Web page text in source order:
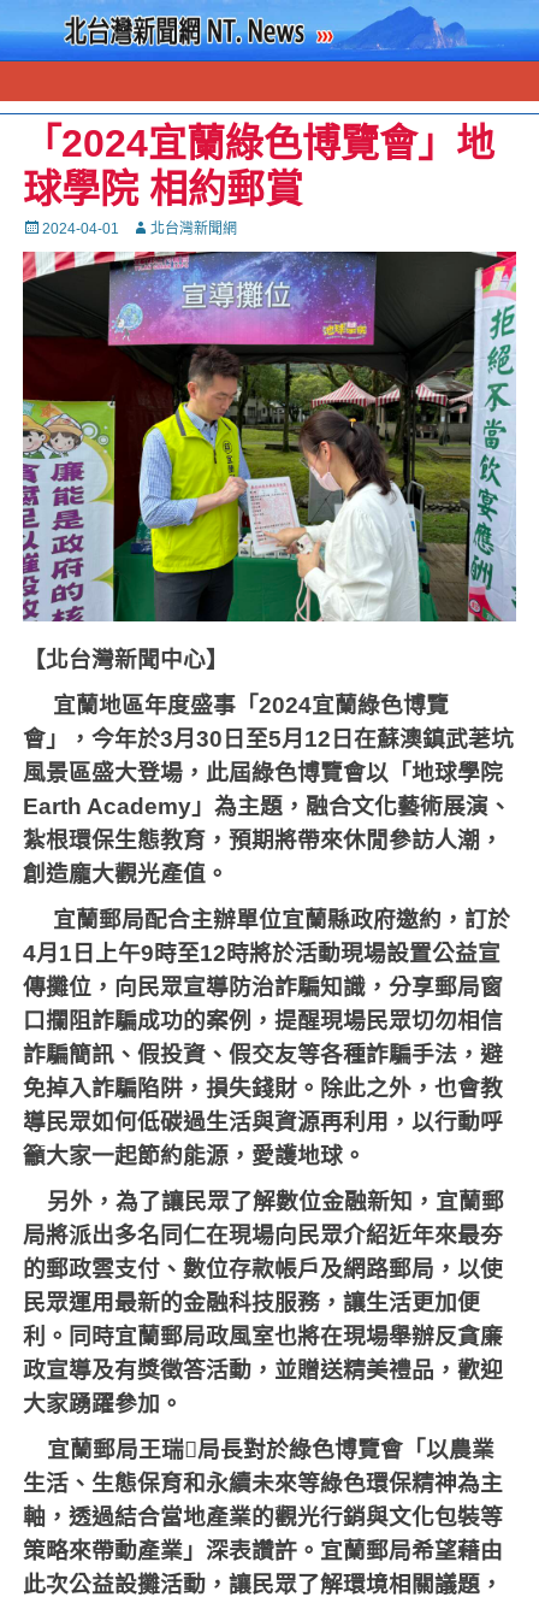
「2024宜蘭綠色博覽會」地
球學院 相約郵賞
Posted
on
2024-04-01 Autor北台灣新聞網
【北台灣新聞中心】
宜蘭地區年度盛事「2024宜蘭綠色博覽
會」，今年於3月30 日至5月 12 日在蘇澳鎮武荖坑
風景區盛大登場，此屆綠色博覽會以「地球學院
Earth Academy 」為主題，融合文化藝術展演、
紮根環保生態教育，預期將帶來休閒參訪人潮，
創造龐大觀光產值。
宜蘭郵局配合主辦單位宜蘭縣政府邀約，訂於
4月 1 日上午9時至12時將於活動現場設置公益宣
傳攤位，向民眾宣導防治詐騙知識，分享郵局窗
口攔阻詐騙成功的案例，提醒現場民眾切勿相信
詐騙簡訊、假投資、假交友等各種詐騙手法，避
免掉入詐騙陷阱，損失錢財。除此之外，也會教
導民眾如何低碳過生活與資源再利用，以行動呼
籲大家一起節約能源，愛護地球。
另外，為了讓民眾了解數位金融新知，宜蘭郵
局將派出多名同仁在現場向民眾介紹近年來最夯
的郵政雲支付、數位存款帳戶及網路郵局，以使
民眾運用最新的金融科技服務，讓生活更加便
利。同時宜蘭郵局政風室也將在現場舉辦反貪廉
政宣導及有獎徵答活動，並贈送精美禮品，歡迎
大家踴躍參加。
宜蘭郵局王瑞𩇤局長對於綠色博覽會「以農業
生活、生態保育和永續未來等綠色環保精神為主
軸，透過結合當地產業的觀光行銷與文化包裝等
策略來帶動產業」深表讚許。宜蘭郵局希望藉由
此次公益設攤活動，讓民眾了解環境相關議題，